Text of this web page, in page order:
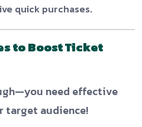
quick purchases.
to Boost Ticket
need effective
target audience!